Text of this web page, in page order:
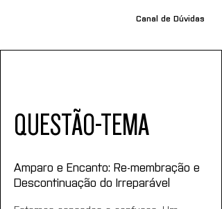
Canal de Dúvidas
QUESTÃO-TEMA
Amparo e Encanto: Re-membração e
Descontinuação do Irreparável